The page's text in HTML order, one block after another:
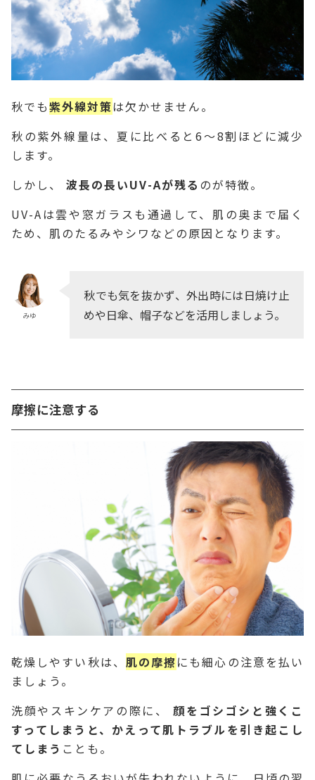
秋でも紫外線対策は欠かせません。
秋の紫外線量は、夏に比べると6～8割ほどに減少
します。
しかし、
波長の長いUV-Aが残る のが特徴。
UV-Aは雲や窓ガラスも通過して、肌の奥まで届く
ため、肌のたるみやシワなどの原因となります。
みゆ
秋でも気を抜かず、外出時には日焼け止
めや日傘、帽子などを活用しましょう。
摩擦に注意する
乾燥しやすい秋は、 肌の摩擦にも細心の注意を払い
ましょう。
洗顔やスキンケアの際に、
顔をゴシゴシと強くこ
すってしまうと、かえって肌トラブルを引き起こし
てしまう ことも。